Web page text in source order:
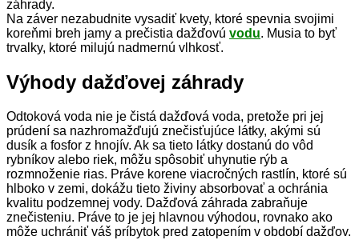
záhrady.
Na záver nezabudnite vysadiť kvety, ktoré spevnia svojimi
koreňmi breh jamy a prečistia dažďovú vodu. Musia to byť
trvalky, ktoré milujú nadmernú vlhkosť.
Výhody dažďovej záhrady
Odtoková voda nie je čistá dažďová voda, pretože pri jej
prúdení sa nazhromažďujú znečisťujúce látky, akými sú
dusík a fosfor z hnojív. Ak sa tieto látky dostanú do vôd
rybníkov alebo riek, môžu spôsobiť uhynutie rýb a
rozmnoženie rias. Práve korene viacročných rastlín, ktoré sú
hlboko v zemi, dokážu tieto živiny absorbovať a ochránia
kvalitu podzemnej vody. Dažďová záhrada zabraňuje
znečisteniu. Práve to je jej hlavnou výhodou, rovnako ako
môže uchrániť váš príbytok pred zatopením v období dažďov.